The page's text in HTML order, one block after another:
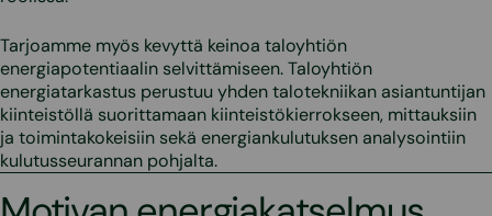
Tarjoamme myös kevyttä keinoa taloyhtiön
energiapotentiaalin selvittämiseen. Taloyhtiön
energiatarkastus perustuu yhden talotekniikan asiantuntijan
kiinteistöllä suorittamaan kiinteistökierrokseen, mittauksiin
ja toimintakokeisiin sekä energiankulutuksen analysointiin
kulutusseurannan pohjalta.